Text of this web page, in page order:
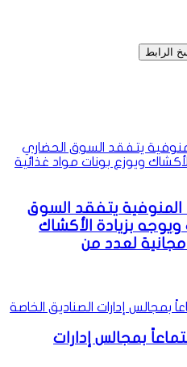
الرابط
يتفقد السوق
بزيادة الأكشاك
لعدد من
بمجالس إدارات